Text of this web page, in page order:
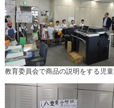
教育委員会で商品の説明をする児童